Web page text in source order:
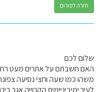
חזרה לפורום
שלום לכם
האם חשבתם על אתרים מעט
משהו כמו שעה וחצי נסיעה
לעיר ימיביניימית הקרוייה אגר